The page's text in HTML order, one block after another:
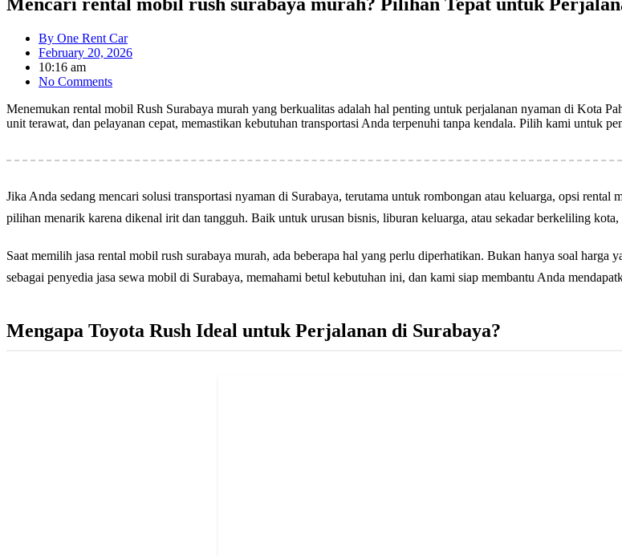
By One Rent Car
February 20, 2026
10:16 am
No Comments
Menemukan rental mobil Rush Surabaya murah yang berkualitas adalah hal penting untuk perjalanan nyaman di Kota
unit terawat, dan pelayanan cepat, memastikan kebutuhan transportasi Anda terpenuhi tanpa kendala. Pilih kami untuk
Jika Anda sedang mencari solusi transportasi nyaman di Surabaya, terutama untuk rombongan atau keluarga, opsi
pilihan menarik karena dikenal irit dan tangguh. Baik untuk urusan bisnis, liburan keluarga, atau sekadar berkeliling
Saat memilih jasa rental mobil rush surabaya murah, ada beberapa hal yang perlu diperhatikan. Bukan hanya soal
sebagai penyedia jasa sewa mobil di Surabaya, memahami betul kebutuhan ini, dan kami siap membantu Anda
Mengapa Toyota Rush Ideal untuk Perjalanan di Surabaya?